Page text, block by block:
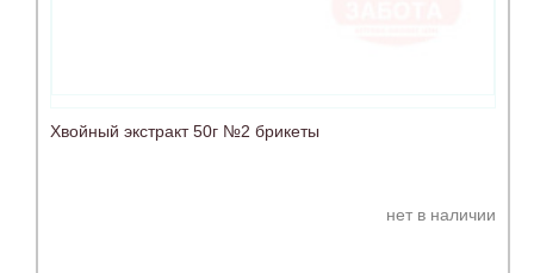
Хвойный экстракт 50г №2 брикеты
нет в наличии